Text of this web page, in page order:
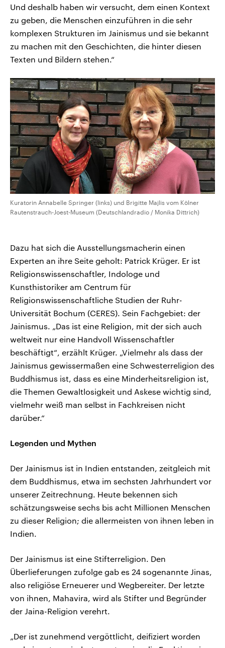
Und deshalb haben wir versucht, dem einen Kontext
zu geben, die Menschen einzuführen in die sehr
komplexen Strukturen im Jainismus und sie bekannt
zu machen mit den Geschichten, die hinter diesen
Texten und Bildern stehen.“
Kuratorin Annabelle Springer (links) und Brigitte Majlis vom Kölner
Rautenstrauch-Joest-Museum (Deutschlandradio / Monika Dittrich)
Dazu hat sich die Ausstellungsmacherin einen
Experten an ihre Seite geholt: Patrick Krüger. Er ist
Religionswissenschaftler, Indologe und
Kunsthistoriker am Centrum für
Religionswissenschaftliche Studien der Ruhr-
Universität Bochum (CERES). Sein Fachgebiet: der
Jainismus. „Das ist eine Religion, mit der sich auch
weltweit nur eine Handvoll Wissenschaftler
beschäftigt“, erzählt Krüger. „Vielmehr als dass der
Jainismus gewissermaßen eine Schwesterreligion des
Buddhismus ist, dass es eine Minderheitsreligion ist,
die Themen Gewaltlosigkeit und Askese wichtig sind,
vielmehr weiß man selbst in Fachkreisen nicht
darüber.“
Legenden und Mythen
Der Jainismus ist in Indien entstanden, zeitgleich mit
dem Buddhismus, etwa im sechsten Jahrhundert vor
unserer Zeitrechnung. Heute bekennen sich
schätzungsweise sechs bis acht Millionen Menschen
zu dieser Religion; die allermeisten von ihnen leben in
Indien.
Der Jainismus ist eine Stifterreligion. Den
Überlieferungen zufolge gab es 24 sogenannte Jinas,
also religiöse Erneuerer und Wegbereiter. Der letzte
von ihnen, Mahavira, wird als Stifter und Begründer
der Jaina-Religion verehrt.
„Der ist zunehmend vergöttlicht, deifiziert worden